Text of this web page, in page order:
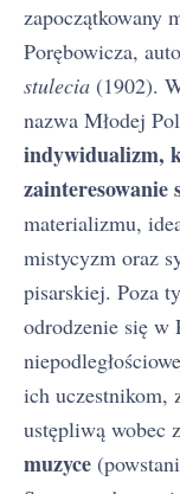
zapoczątkowany
Porębowicza,
stulecia (1902).
nazwa Młodej
indywidualizm,
zainteresowanie
materializmu,
mistycyzm oraz
pisarskiej. Poza
odrodzenie się w
ich uczestnikom,
ustępliwą wobec
muzyce